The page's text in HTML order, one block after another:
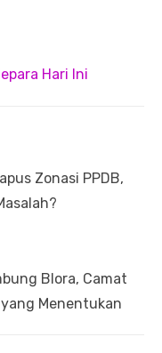
Hari Ini
Zonasi PPDB,
Blora, Camat
Menentukan